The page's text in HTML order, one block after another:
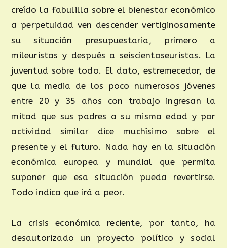
creído la fabulilla sobre el bienestar económico
a perpetuidad ven descender vertiginosamente
su situación presupuestaria, primero a
mileuristas y después a seiscientoseuristas. La
juventud sobre todo. El dato, estremecedor, de
que la media de los poco numerosos jóvenes
entre 20 y 35 años con trabajo ingresan la
mitad que sus padres a su misma edad y por
actividad similar dice muchísimo sobre el
presente y el futuro. Nada hay en la situación
económica europea y mundial que permita
suponer que esa situación pueda revertirse.
Todo indica que irá a peor.
La crisis económica reciente, por tanto, ha
desautorizado un proyecto político y social